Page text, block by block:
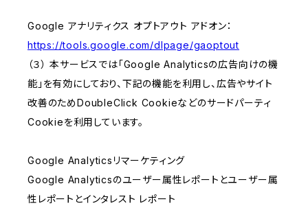
Google アナリティクス オプトアウト アドオン：
https://tools.google.com/dlpage/gaoptout
（３） 本サービスでは「Google Analyticsの広告向けの機
能」を有効にしており、下記の機能を利用し、広告やサイト
改善のためDoubleClick Cookieなどのサードパーティ
Cookieを利用しています。
Google Analyticsリマーケティング
Google Analyticsのユーザー属性レポートとユーザー属
性レポートとインタレスト レポート